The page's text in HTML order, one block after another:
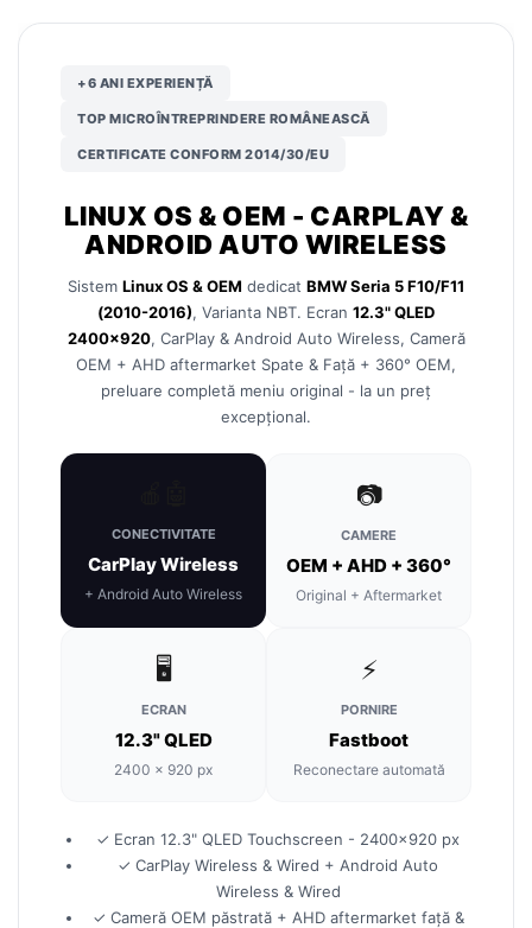
Nissan
Mitsubishi
Land Rover
Citroen
Subaru
Ssangyong
+6 ANI EXPERIENȚĂ
TOP MICROÎNTREPRINDERE ROMÂNEASCĂ
CERTIFICATE CONFORM 2014/30/EU
LINUX OS & OEM - CARPLAY &
ANDROID AUTO WIRELESS
Sistem Linux OS & OEM dedicat BMW Seria 5 F10/F11
(2010-2016), Varianta NBT. Ecran 12.3" QLED
2400×920, CarPlay & Android Auto Wireless, Cameră
OEM + AHD aftermarket Spate & Față + 360° OEM,
preluare completă meniu original - la un preț
excepțional.
CONECTIVITATE
CarPlay Wireless
+ Android Auto Wireless
📷
CAMERE
OEM + AHD + 360°
Original + Aftermarket
🖥️
ECRAN
12.3" QLED
2400 × 920 px
⚡
PORNIRE
Fastboot
Reconectare automată
✓ Ecran 12.3" QLED Touchscreen - 2400×920 px
✓ CarPlay Wireless & Wired + Android Auto
Wireless & Wired
✓ Cameră OEM păstrată + AHD aftermarket față &